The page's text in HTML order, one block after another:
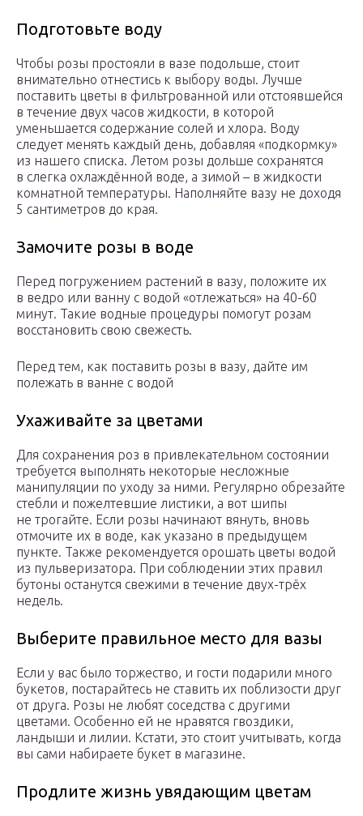
Подготовьте воду
Чтобы розы простояли в вазе подольше, стоит
внимательно отнестись к выбору воды. Лучше
поставить цветы в фильтрованной или отстоявшейся
в течение двух часов жидкости, в которой
уменьшается содержание солей и хлора. Воду
следует менять каждый день, добавляя «подкормку»
из нашего списка. Летом розы дольше сохранятся
в слегка охлаждённой воде, а зимой – в жидкости
комнатной температуры. Наполняйте вазу не доходя
5 сантиметров до края.
Замочите розы в воде
Перед погружением растений в вазу, положите их
в ведро или ванну с водой «отлежаться» на 40-60
минут. Такие водные процедуры помогут розам
восстановить свою свежесть.
Перед тем, как поставить розы в вазу, дайте им
полежать в ванне с водой
Ухаживайте за цветами
Для сохранения роз в привлекательном состоянии
требуется выполнять некоторые несложные
манипуляции по уходу за ними. Регулярно обрезайте
стебли и пожелтевшие листики, а вот шипы
не трогайте. Если розы начинают вянуть, вновь
отмочите их в воде, как указано в предыдущем
пункте. Также рекомендуется орошать цветы водой
из пульверизатора. При соблюдении этих правил
бутоны останутся свежими в течение двух-трёх
недель.
Выберите правильное место для вазы
Если у вас было торжество, и гости подарили много
букетов, постарайтесь не ставить их поблизости друг
от друга. Розы не любят соседства с другими
цветами. Особенно ей не нравятся гвоздики,
ландыши и лилии. Кстати, это стоит учитывать, когда
вы сами набираете букет в магазине.
Продлите жизнь увядающим цветам